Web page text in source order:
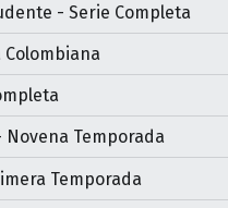
- Serie Completa
Novena Temporada
Temporada